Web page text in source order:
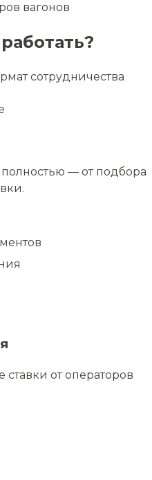
вагонов
сотрудничества
— от подбора
ставки от операторов